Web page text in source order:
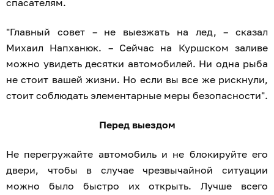
спасателям.
"Главный совет – не выезжать на лед, – сказал
Михаил Напханюк. – Сейчас на Куршском заливе
можно увидеть десятки автомобилей. Ни одна рыба
не стоит вашей жизни. Но если вы все же рискнули,
стоит соблюдать элементарные меры безопасности".
Перед выездом
Не перегружайте автомобиль и не блокируйте его
двери, чтобы в случае чрезвычайной ситуации
можно было быстро их открыть. Лучше всего